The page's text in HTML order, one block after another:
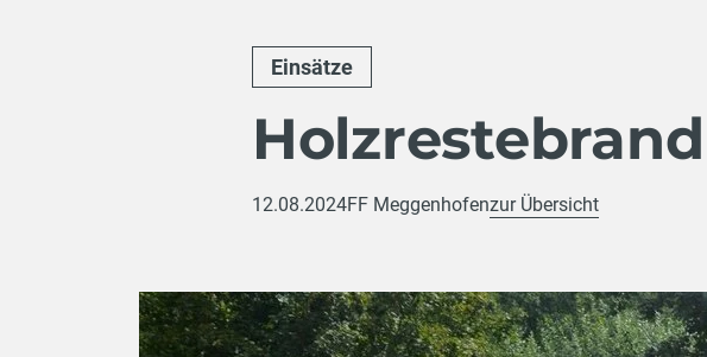
Einsätze
Holzrestebrand
12.08.2024FF Meggenhofenzur Übersicht